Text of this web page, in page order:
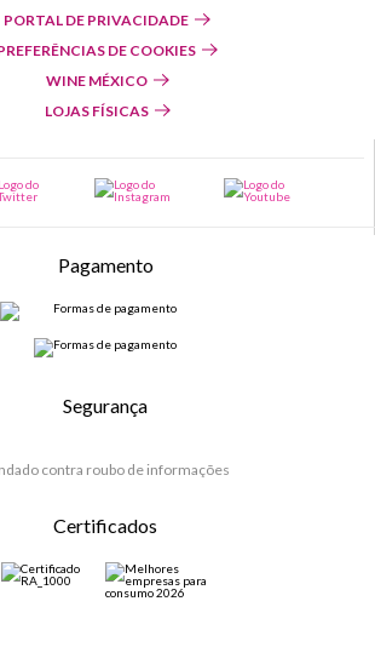
PORTAL DE PRIVACIDADE
DE COOKIES
WINE MÉXICO
LOJAS FÍSICAS
Pagamento
Segurança
contra roubo de informações
Certificados